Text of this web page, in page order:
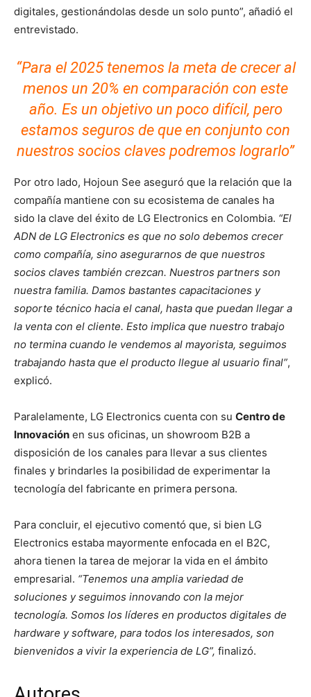
digitales, gestionándolas desde un solo punto”, añadió el
entrevistado.
“Para el 2025 tenemos la meta de crecer al
menos un 20% en comparación con este
año. Es un objetivo un poco difícil, pero
estamos seguros de que en conjunto con
nuestros socios claves podremos lograrlo”
Por otro lado, Hojoun See aseguró que la relación que la
compañía mantiene con su ecosistema de canales ha
sido la clave del éxito de LG Electronics en Colombia. “El
ADN de LG Electronics es que no solo debemos crecer
como compañía, sino asegurarnos de que nuestros
socios claves también crezcan. Nuestros partners son
nuestra familia. Damos bastantes capacitaciones y
soporte técnico hacia el canal, hasta que puedan llegar a
la venta con el cliente. Esto implica que nuestro trabajo
no termina cuando le vendemos al mayorista, seguimos
trabajando hasta que el producto llegue al usuario final”,
explicó.
Paralelamente, LG Electronics cuenta con su Centro de
Innovación en sus oficinas, un showroom B2B a
disposición de los canales para llevar a sus clientes
finales y brindarles la posibilidad de experimentar la
tecnología del fabricante en primera persona.
Para concluir, el ejecutivo comentó que, si bien LG
Electronics estaba mayormente enfocada en el B2C,
ahora tienen la tarea de mejorar la vida en el ámbito
empresarial. “Tenemos una amplia variedad de
soluciones y seguimos innovando con la mejor
tecnología. Somos los líderes en productos digitales de
hardware y software, para todos los interesados, son
bienvenidos a vivir la experiencia de LG”, finalizó.